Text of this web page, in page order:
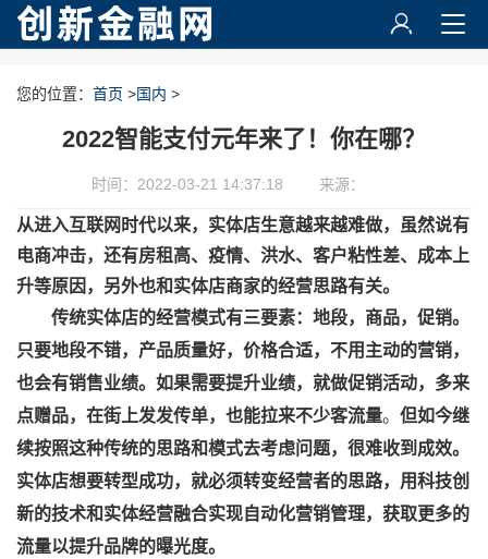
您的位置： 首页 >国内 >
2022智能支付元年来了！你在哪？
时间：2022-03-21 14:37:18 来源：
从进入互联网时代以来，实体店生意越来越难做，虽然说有
电商冲击，还有房租高、疫情、洪水、客户粘性差、成本上
升等原因，另外也和实体店商家的经营思路有关。
传统实体店的经营模式有三要素：地段，商品，促销。
只要地段不错，产品质量好，价格合适，不用主动的营销，
也会有销售业绩。如果需要提升业绩，就做促销活动，多来
点赠品，在街上发发传单，也能拉来不少客流量。 但如今继
续按照这种传统的思路和模式去考虑问题，很难收到成效。
实体店想要转型成功，就必须转变经营者的思路，用科技创
新的技术和实体经营融合实现自动化营销管理，获取更多的
流量以提升品牌的曝光度。